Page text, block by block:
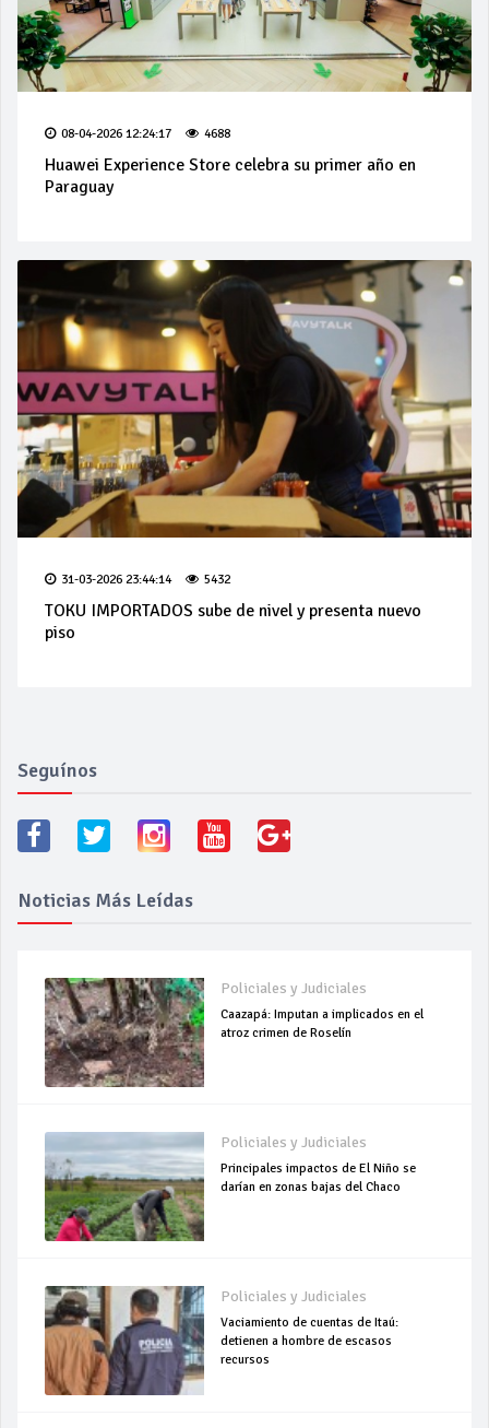
08-04-2026 12:24:17 4688
Huawei Experience Store celebra su primer año en
Paraguay
31-03-2026 23:44:14 5432
TOKU IMPORTADOS sube de nivel y presenta nuevo
piso
Seguínos
Noticias Más Leídas
Policiales y Judiciales
Caazapá: Imputan a implicados en el
atroz crimen de Roselín
Policiales y Judiciales
Principales impactos de El Niño se
darían en zonas bajas del Chaco
Policiales y Judiciales
Vaciamiento de cuentas de Itaú:
detienen a hombre de escasos
recursos